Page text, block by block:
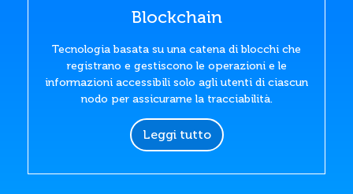
Blockchain
Tecnologia basata su una catena di blocchi che
registrano e gestiscono le operazioni e le
informazioni accessibili solo agli utenti di ciascun
nodo per assicurarne la tracciabilità.
Leggi tutto